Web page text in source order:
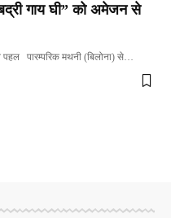
गाय घी” को अमेजन से
पहल पारम्परिक मथनी (बिलोना) से…